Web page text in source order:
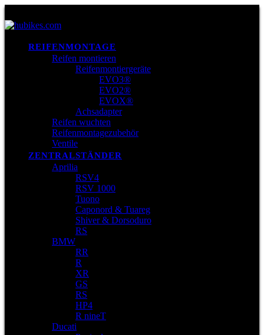
REIFENMONTAGE
Reifen montieren
Reifenmontiergeräte
EVO3®
EVO2®
EVOX®
Achsadapter
Reifen wuchten
Reifenmontagezubehör
Ventile
ZENTRALSTÄNDER
Aprilia
RSV4
RSV 1000
Tuono
Caponord & Tuareg
Shiver & Dorsoduro
RS
BMW
RR
R
XR
GS
RS
HP4
R nineT
Ducati